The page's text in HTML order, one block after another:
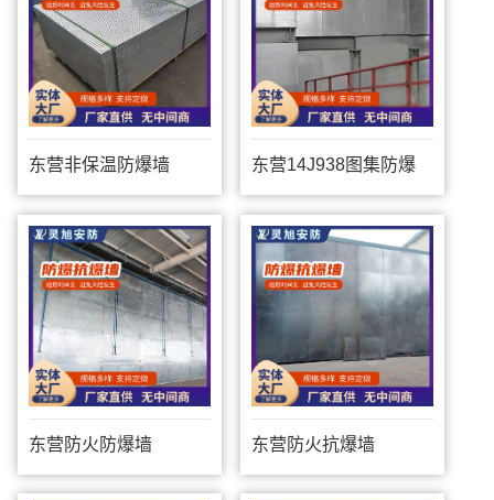
东营非保温防爆墙 东营14J938图集防爆
墙
东营防火防爆墙 东营防火抗爆墙